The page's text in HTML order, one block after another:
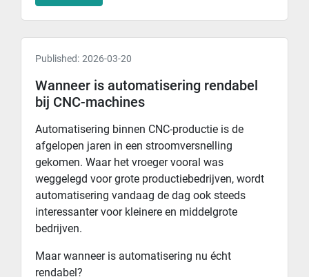
Published: 2026-03-20
Wanneer is automatisering rendabel
bij CNC-machines
Automatisering binnen CNC-productie is de
afgelopen jaren in een stroomversnelling
gekomen. Waar het vroeger vooral was
weggelegd voor grote productiebedrijven, wordt
automatisering vandaag de dag ook steeds
interessanter voor kleinere en middelgrote
bedrijven.
Maar wanneer is automatisering nu écht
rendabel?